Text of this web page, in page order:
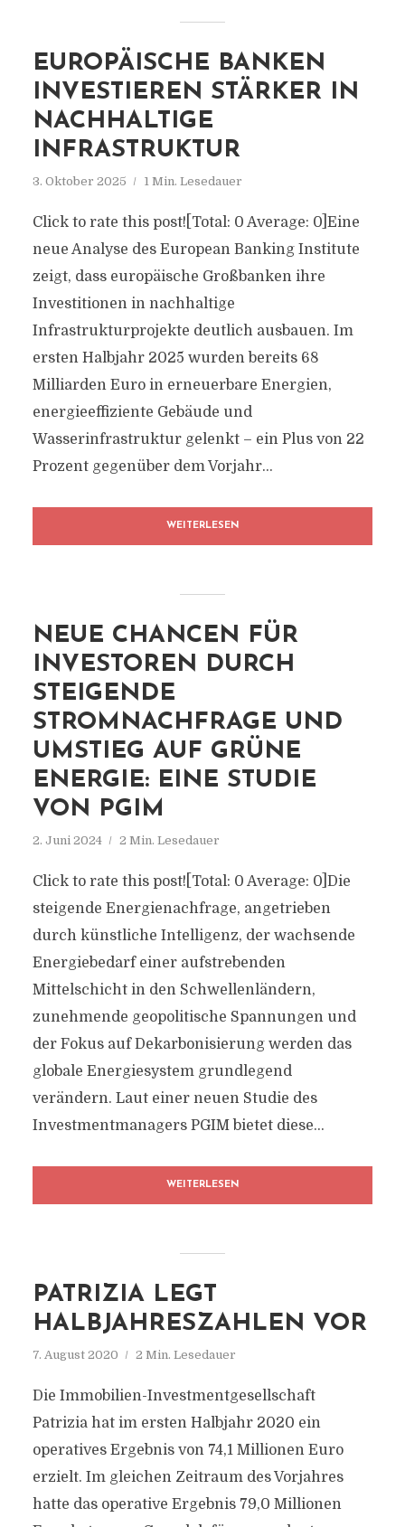
EUROPÄISCHE BANKEN
INVESTIEREN STÄRKER IN
NACHHALTIGE
INFRASTRUKTUR
3. Oktober 2025 1 Min. Lesedauer
Click to rate this post![Total: 0 Average: 0]Eine
neue Analyse des European Banking Institute
zeigt, dass europäische Großbanken ihre
Investitionen in nachhaltige
Infrastrukturprojekte deutlich ausbauen. Im
ersten Halbjahr 2025 wurden bereits 68
Milliarden Euro in erneuerbare Energien,
energieeffiziente Gebäude und
Wasserinfrastruktur gelenkt – ein Plus von 22
Prozent gegenüber dem Vorjahr...
WEITERLESEN
NEUE CHANCEN FÜR
INVESTOREN DURCH
STEIGENDE
STROMNACHFRAGE UND
UMSTIEG AUF GRÜNE
ENERGIE: EINE STUDIE
VON PGIM
2. Juni 2024 2 Min. Lesedauer
Click to rate this post![Total: 0 Average: 0]Die
steigende Energienachfrage, angetrieben
durch künstliche Intelligenz, der wachsende
Energiebedarf einer aufstrebenden
Mittelschicht in den Schwellenländern,
zunehmende geopolitische Spannungen und
der Fokus auf Dekarbonisierung werden das
globale Energiesystem grundlegend
verändern. Laut einer neuen Studie des
Investmentmanagers PGIM bietet diese...
WEITERLESEN
PATRIZIA LEGT
HALBJAHRESZAHLEN VOR
7. August 2020 2 Min. Lesedauer
Die Immobilien-Investmentgesellschaft
Patrizia hat im ersten Halbjahr 2020 ein
operatives Ergebnis von 74,1 Millionen Euro
erzielt. Im gleichen Zeitraum des Vorjahres
hatte das operative Ergebnis 79,0 Millionen